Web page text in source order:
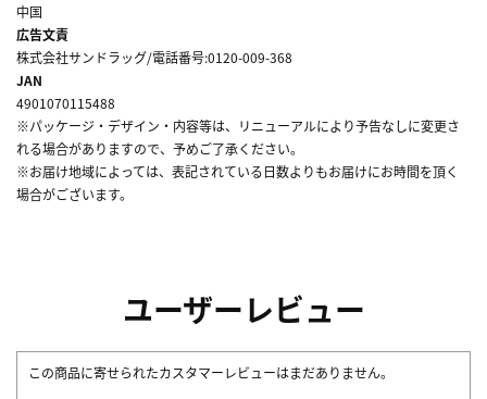
中国
広告文責
株式会社サンドラッグ/電話番号:0120-009-368
JAN
4901070115488
※パッケージ・デザイン・内容等は、リニューアルにより予告なしに変更さ
れる場合がありますので、予めご了承ください。
※お届け地域によっては、表記されている日数よりもお届けにお時間を頂く
場合がございます。
ユーザーレビュー
この商品に寄せられたカスタマーレビューはまだありません。